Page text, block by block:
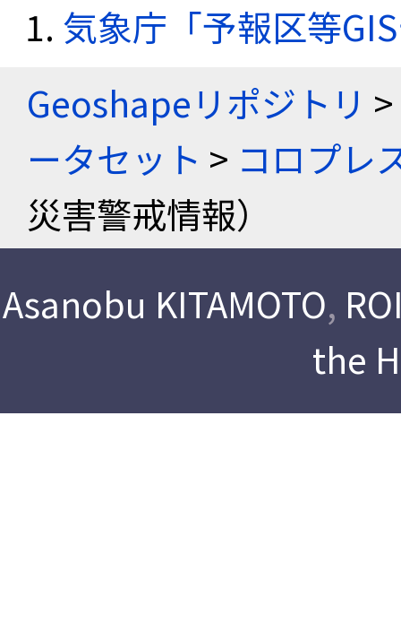
気象庁「予報区等
Geoshapeリポジトリ >
ータセット > コロプレ
災害警戒情報）
Asanobu KITAMOTO,
the